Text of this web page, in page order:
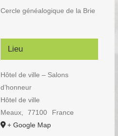
Cercle généalogique de la Brie
Lieu
Hôtel de ville – Salons
d’honneur
Hôtel de ville
Meaux, 77100
France
+ Google Map